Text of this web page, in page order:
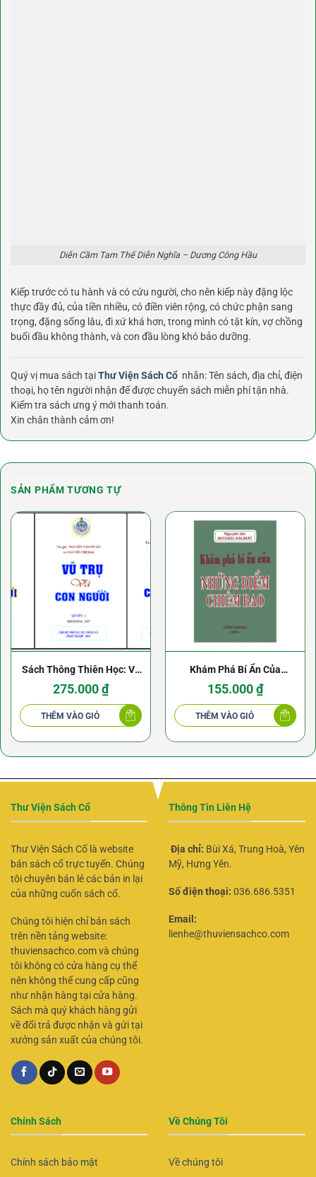
Diễn Cầm Tam Thế Diễn Nghĩa – Dương Công Hầu
Kiếp trước có tu hành và có cứu người, cho nên kiếp này đặng lộc
thực đầy đủ, của tiền nhiều, có điền viên rộng, có chức phận sang
trọng, đặng sống lâu, đi xứ khá hơn, trong mình có tật kín, vợ chồng
buổi đầu không thành, và con đầu lòng khó bảo dưỡng.
Quý vị mua sách tạiThư Viện Sách Cổ nhắn: Tên sách, địa chỉ, điện
thoại, họ tên người nhận để được chuyển sách miễn phí tận nhà.
Kiểm tra sách ưng ý mới thanh toán.
Xin chân thành cảm ơn!
SẢN PHẨM TƯƠNG TỰ
Sách Thông Thiên Học: Vũ
Trụ Và Con Người –
Nguyễn Văn Huấn (3 Tập)
275.000₫
THÊM VÀO GIỎ
Khám Phá Bí Ẩn Của
Những Điềm Chiêm Bao
155.000₫
THÊM VÀO GIỎ
Thư Viện Sách Cổ
Thư Viện Sách Cổ là website
bán sách cổ trực tuyến. Chúng
tôi chuyên bán lẻ các bản in lại
của những cuốn sách cổ.
Chúng tôi hiện chỉ bán sách
trên nền tảng website:
thuviensachco.com và chúng
tôi không có cửa hàng cụ thể
nên không thể cung cấp cũng
như nhận hàng tại cửa hàng.
Sách mà quý khách hàng gửi
về đổi trả được nhận và gửi tại
xưởng sản xuất của chúng tôi.
Thông Tin Liên Hệ
Địa chỉ: Bùi Xá, Trung Hoà, Yên
Mỹ, Hưng Yên.
Số điện thoại: 036.686.5351
Email:
lienhe@thuviensachco.com
Chính Sách
Chính sách bảo mật
Về Chúng Tôi
Về chúng tôi